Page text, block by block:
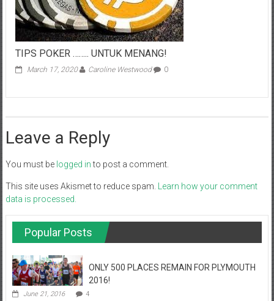
TIPS POKER …….. UNTUK MENANG!
March 17, 2020 Caroline Westwood 0
Leave a Reply
You must be logged into post a comment.
This site uses Akismet to reduce spam.
Learn how your comment
data is processed.
Popular Posts
ONLY 500 PLACES REMAIN FOR PLYMOUTH
2016!
June 21, 2016 4